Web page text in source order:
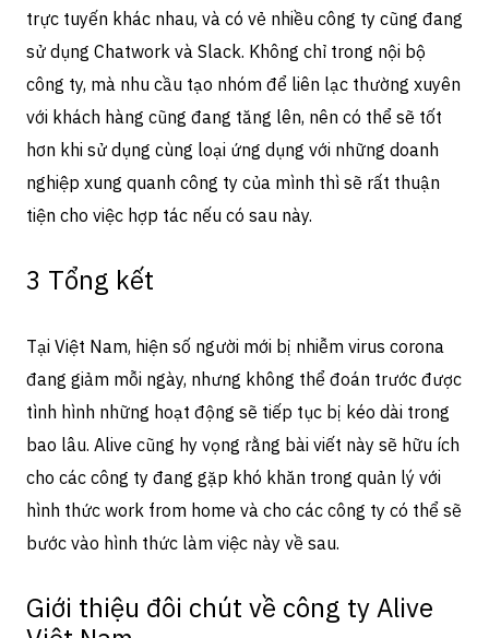
trực tuyến khác nhau, và có vẻ nhiều công ty cũng đang
sử dụng Chatwork và Slack. Không chỉ trong nội bộ
công ty, mà nhu cầu tạo nhóm để liên lạc thường xuyên
với khách hàng cũng đang tăng lên, nên có thể sẽ tốt
hơn khi sử dụng cùng loại ứng dụng với những doanh
nghiệp xung quanh công ty của mình thì sẽ rất thuận
tiện cho việc hợp tác nếu có sau này.
3 Tổng kết
Tại Việt Nam, hiện số người mới bị nhiễm virus corona
đang giảm mỗi ngày, nhưng không thể đoán trước được
tình hình những hoạt động sẽ tiếp tục bị kéo dài trong
bao lâu. Alive cũng hy vọng rằng bài viết này sẽ hữu ích
cho các công ty đang gặp khó khăn trong quản lý với
hình thức work from home và cho các công ty có thể sẽ
bước vào hình thức làm việc này về sau.
Giới thiệu đôi chút về công ty Alive